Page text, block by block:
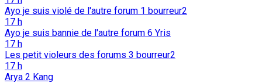
Ayo je suis violé de l'autre forum 1 bourreur2
17 h
Ayo je suis bannie de l'autre forum 6 Yris
17 h
Les petit violeurs des forums 3 bourreur2
17 h
Arya 2 Kang